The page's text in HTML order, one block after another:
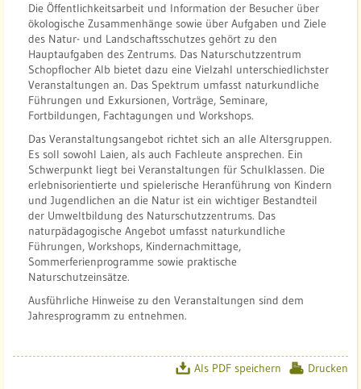
p
Die Öffentlichkeitsarbeit und Information der Besucher über
ökologische Zusammenhänge sowie über Aufgaben und Ziele
des Natur- und Landschaftsschutzes gehört zu den
Hauptaufgaben des Zentrums. Das Naturschutzzentrum
Schopflocher Alb bietet dazu eine Vielzahl unterschiedlichster
Veranstaltungen an. Das Spektrum umfasst naturkundliche
Führungen und Exkursionen, Vorträge, Seminare,
Fortbildungen, Fachtagungen und Workshops.
Das Veranstaltungsangebot richtet sich an alle Altersgruppen.
Es soll sowohl Laien, als auch Fachleute ansprechen. Ein
Schwerpunkt liegt bei Veranstaltungen für Schulklassen. Die
erlebnisorientierte und spielerische Heranführung von Kindern
und Jugendlichen an die Natur ist ein wichtiger Bestandteil
der Umweltbildung des Naturschutzzentrums. Das
naturpädagogische Angebot umfasst naturkundliche
Führungen, Workshops, Kindernachmittage,
Sommerferienprogramme sowie praktische
Naturschutzeinsätze.
Ausführliche Hinweise zu den Veranstaltungen sind dem
Jahresprogramm zu entnehmen.
Drucken
Als PDF speichern